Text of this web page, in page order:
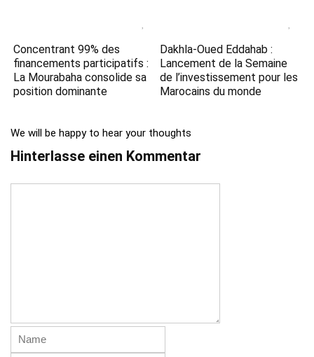
Concentrant 99% des
financements participatifs :
La Mourabaha consolide sa
position dominante
Dakhla-Oued Eddahab :
Lancement de la Semaine
de l’investissement pour les
Marocains du monde
We will be happy to hear your thoughts
Hinterlasse einen Kommentar